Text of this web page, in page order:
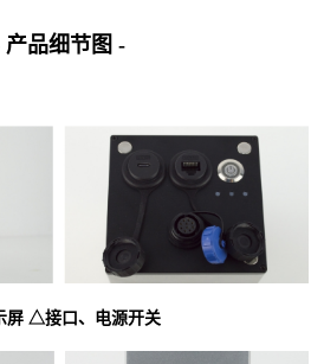
产品细节图 -
屏 △接口、电源开关